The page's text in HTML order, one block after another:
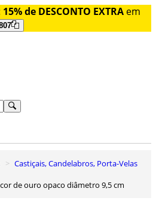
15% de DESCONTO EXTRA em
Castiçais, Candelabros, Porta-Velas
cor de ouro opaco diâmetro 9,5 cm